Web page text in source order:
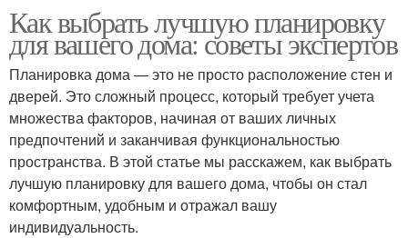
Как выбрать лучшую планировку
для вашего дома: советы экспертов
Планировка дома — это не просто расположение стен и
дверей. Это сложный процесс, который требует учета
множества факторов, начиная от ваших личных
предпочтений и заканчивая функциональностью
пространства. В этой статье мы расскажем, как выбрать
лучшую планировку для вашего дома, чтобы он стал
комфортным, удобным и отражал вашу
индивидуальность.